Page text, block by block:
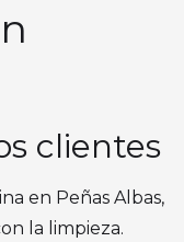
clientes
en Peñas Albas,
la limpieza.